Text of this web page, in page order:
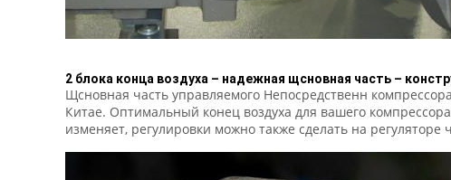
2 блока конца воздуха – надежная щсновная часть –
Щсновная часть управляемого Непосредственн
Китае. Оптимальный конец воздуха для вашего
изменяет, регулировки можно также сделать на